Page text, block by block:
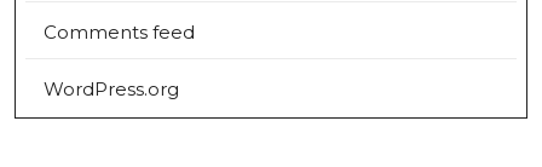
Comments feed
WordPress.org